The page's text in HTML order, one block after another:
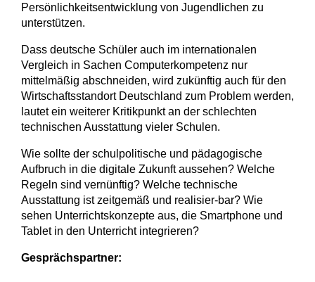
Persönlichkeitsentwicklung von Jugendlichen zu
unterstützen.
Dass deutsche Schüler auch im internationalen
Vergleich in Sachen Computerkompetenz nur
mittelmäßig abschneiden, wird zukünftig auch für den
Wirtschaftsstandort Deutschland zum Problem werden,
lautet ein weiterer Kritikpunkt an der schlechten
technischen Ausstattung vieler Schulen.
Wie sollte der schulpolitische und pädagogische
Aufbruch in die digitale Zukunft aussehen? Welche
Regeln sind vernünftig? Welche technische
Ausstattung ist zeitgemäß und realisier-bar? Wie
sehen Unterrichtskonzepte aus, die Smartphone und
Tablet in den Unterricht integrieren?
Gesprächspartner: